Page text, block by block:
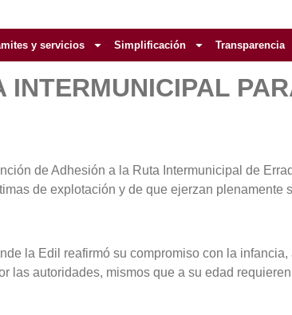
y servicios Simplificación Transparencia
de Adhesión a la Ruta Intermunicipal de
de explotación y de que ejerzan plenamente
la Edil reafirmó su compromiso con la
autoridades, mismos que a su edad